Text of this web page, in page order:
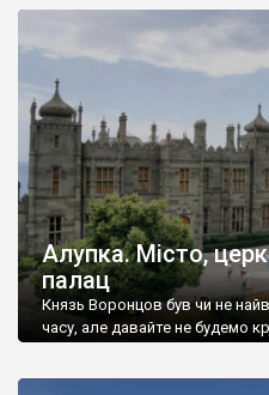
Алупка. Місто,
палац
Князь Воронцов був чи не
часу, але давайте не будемо